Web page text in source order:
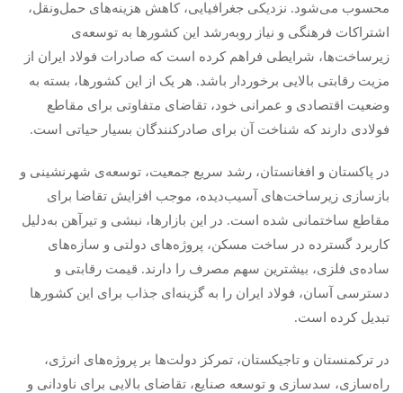
محسوب می‌شود. نزدیکی جغرافیایی، کاهش هزینه‌های حمل‌ونقل،
اشتراکات فرهنگی و نیاز رو‌به‌رشد این کشورها به توسعه‌ی
زیرساخت‌ها، شرایطی فراهم کرده است که صادرات فولاد ایران از
مزیت رقابتی بالایی برخوردار باشد. هر یک از این کشورها، بسته به
وضعیت اقتصادی و عمرانی خود، تقاضای متفاوتی برای مقاطع
فولادی دارند که شناخت آن برای صادرکنندگان بسیار حیاتی است.
در پاکستان و افغانستان، رشد سریع جمعیت، توسعه‌ی شهرنشینی و
بازسازی زیرساخت‌های آسیب‌دیده، موجب افزایش تقاضا برای
مقاطع ساختمانی شده است. در این بازارها، نبشی و تیرآهن به‌دلیل
کاربرد گسترده در ساخت مسکن، پروژه‌های دولتی و سازه‌های
ساده‌ی فلزی، بیشترین سهم مصرف را دارند. قیمت رقابتی و
دسترسی آسان، فولاد ایران را به گزینه‌ای جذاب برای این کشورها
تبدیل کرده است.
در ترکمنستان و تاجیکستان، تمرکز دولت‌ها بر پروژه‌های انرژی،
راه‌سازی، سدسازی و توسعه صنایع، تقاضای بالایی برای ناودانی و